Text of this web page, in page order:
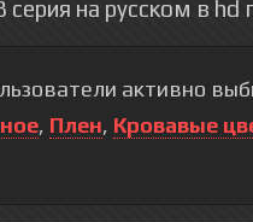
серия на русском в
активно
, Плен, Кровавые